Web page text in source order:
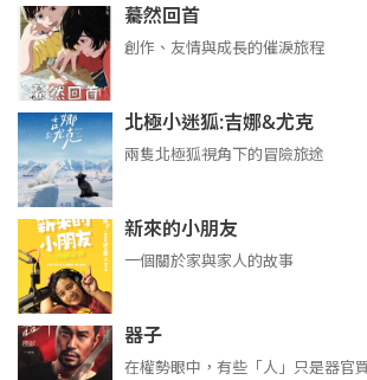
驀然回首
創作、友情與成長的催淚旅程
北極小迷狐:吉娜&尤克
兩隻北極狐視角下的冒險旅途
新來的小朋友
一個關於家與家人的故事
器子
在權勢眼中，有些「人」只是器官